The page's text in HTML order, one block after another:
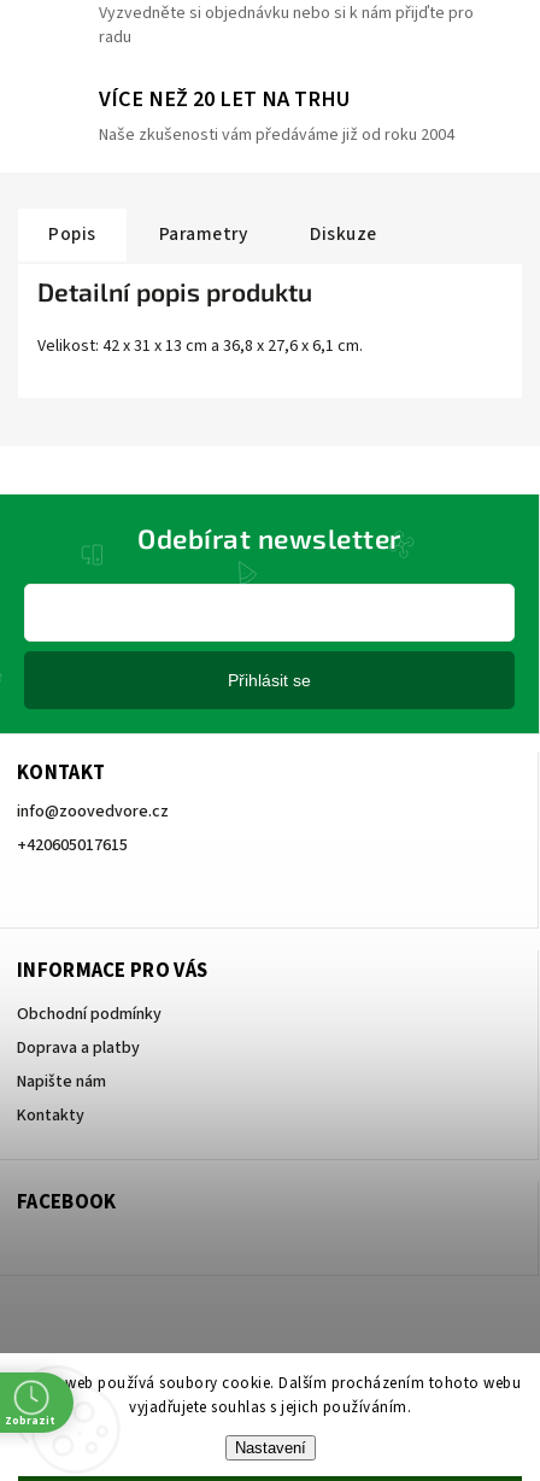
Tento web používá soubory cookie. Dalším procházením tohoto webu
vyjadřujete souhlas s jejich používáním.
Nastavení
Vyzvedněte si objednávku nebo si k nám přijďte pro
radu
VÍCE NEŽ 20 LET NA TRHU
Naše zkušenosti vám předáváme již od roku 2004
Popis Parametry Diskuze
Detailní popis produktu
Velikost: 42 x 31 x 13 cm a 36,8 x 27,6 x 6,1 cm.
KONTAKT
info@zoovedvore.cz
+420605017615
INFORMACE PRO VÁS
Obchodní podmínky
Doprava a platby
Napište nám
Kontakty
Odebírat newsletter
Přihlásit se
FACEBOOK
Copyright 2026 ZOO ve dvoře Praha 5. Všechna práva vyhrazena.
Upravit nastavení cookies
Shoptet| Design
Zobrazit